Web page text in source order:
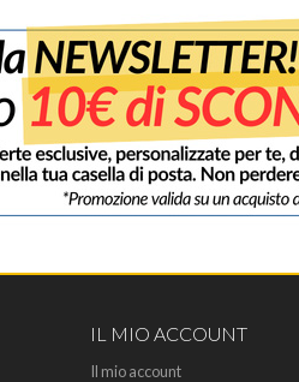
IL MIO ACCOUNT
Il mio account